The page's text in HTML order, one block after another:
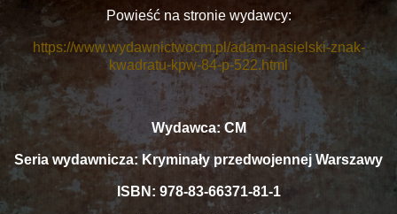
Powieść na stronie wydawcy:
https://www.wydawnictwocm.pl/adam-nasielski-znak-
kwadratu-kpw-84-p-522.html
Wydawca: CM
Seria wydawnicza: Kryminały przedwojennej Warszawy
ISBN: 978-83-66371-81-1